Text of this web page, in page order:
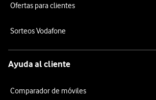
Ofertas para clientes
Sorteos Vodafone
Ayuda al cliente
Comparador de móviles